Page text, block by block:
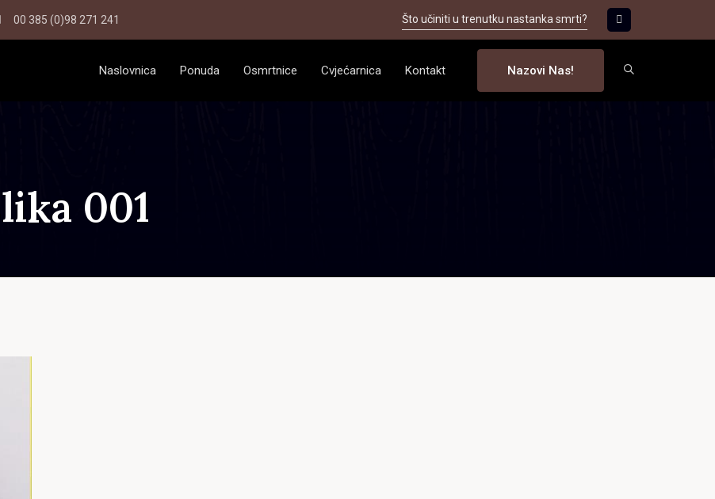
00 385 (0)98 271 241 Što učiniti u trenutku nastanka smrti?
Naslovnica Ponuda Osmrtnice Cvjećarnica Kontakt Nazovi Nas!
001